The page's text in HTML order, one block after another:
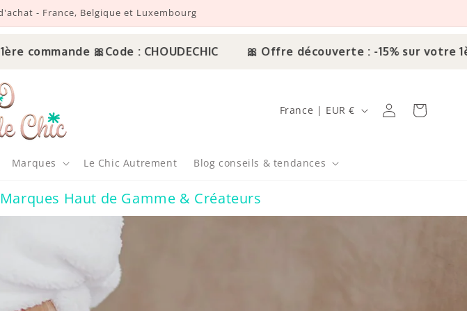
- France, Belgique et Luxembourg
🎀Code : CHOUDECHIC 🎀 Offre découverte : -15% sur votre 1ère
Marques Le Chic Autrement Blog conseils & tendances
Pays/région France | EUR € ConnexionPanier
Haut de Gamme & Créateurs